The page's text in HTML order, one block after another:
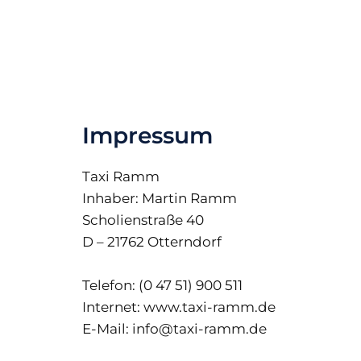
Impressum
Taxi Ramm
Inhaber: Martin Ramm
Scholienstraße 40
D – 21762 Otterndorf
Telefon: (0 47 51) 900 511
Internet: www.taxi-ramm.de
E-Mail: info@taxi-ramm.de